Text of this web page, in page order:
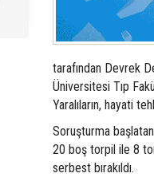
tarafından Devrek
Üniversitesi Tıp
Yaralıların, hayati
Soruşturma
20 boş torpil ile 8
serbest bırakıldı.